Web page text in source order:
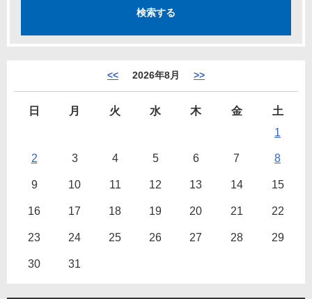
<< 2026年8月 >>
日 月 火 水 木 金
土
1
2 3 4 5 6 7 8
9 10 11 12 13 14 15
16 17 18 19 20 21 22
23 24 25 26 27 28 29
30 31